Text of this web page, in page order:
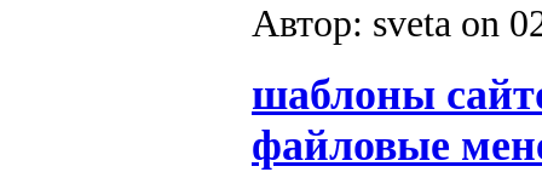
Автор: sveta on
шаблоны
файловые